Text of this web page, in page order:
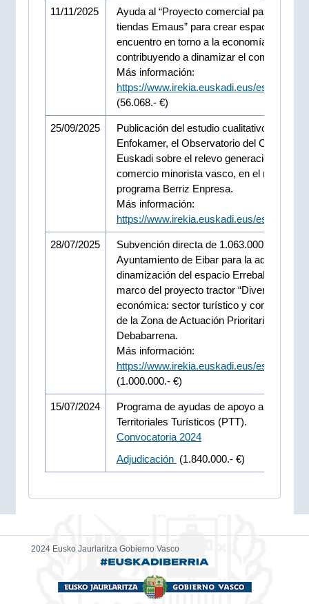
11/11/2025
Ayuda al “Proyecto comercial para la red
tiendas Emaus” para crear espacios de
encuentro en torno a la economía social y
contribuyendo a dinamizar el comercio
Más información:
https://www.irekia.euskadi.eus/es/news/
(56.068.- €)
25/09/2025
Publicación del estudio cualitativo de
Enfokamer, el Observatorio del Comercio
Euskadi sobre el relevo generacional en el
comercio minorista vasco, en el marco del
programa Berriz Enpresa.
Más información:
https://www.irekia.euskadi.eus/es/news/
28/07/2025
Subvención directa de 1.063.000 euros al
Ayuntamiento de Eibar para la adecuación
dinamización del espacio Errebal Plaza,
marco del proyecto tractor “Diversificación
económica: sector turístico y comercial”
de la Zona de Actuación Prioritaria (ZAP)
Debabarrena.
Más información:
https://www.irekia.euskadi.eus/es/news/
(1.000.000.- €)
15/07/2024
Programa de ayudas de apoyo a
Territoriales Turísticos (PTT).
Convocatoria 2024
Adjudicación (1.840.000.- €)
2024 Eusko Jaurlaritza Gobierno Vasco